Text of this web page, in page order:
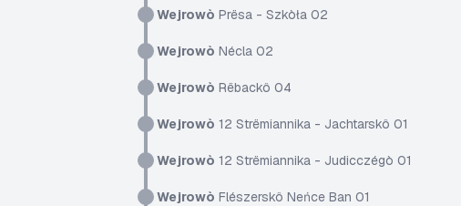
Wejrowò Prësa - Szkòła 02
Wejrowò Nécla 02
Wejrowò Rëbackô 04
Wejrowò 12 Strëmiannika - Jachtarskô 01
Wejrowò 12 Strëmiannika - Judicczégò 01
Wejrowò Flészerskô Neńce Ban 01